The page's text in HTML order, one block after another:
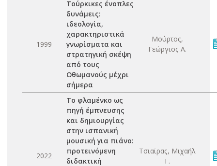
1999
Τούρκικες ένοπλες
δυνάμεις:
ιδεολογία,
χαρακτηριστικά
γνωρίσματα και
στρατηγική σκέψη
από τους
Οθωμανούς μέχρι
σήμερα
Μούρτος,
Γεώργιος Α.
2022
Το φλαμένκο ως
πηγή έμπνευσης
και δημιουργίας
στην ισπανική
μουσική για πιάνο:
προτεινόμενη
διδακτική
Τσιαϊρας, Μιχαήλ
Γ.